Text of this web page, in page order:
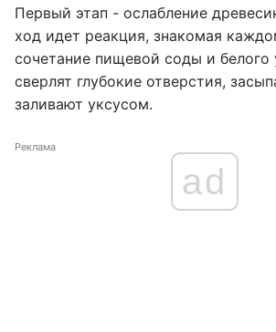
Первый этап - ослабление
ход идет реакция, знакомая
сочетание пищевой соды и белого
сверлят глубокие отверстия,
заливают уксусом.
Реклама
ad